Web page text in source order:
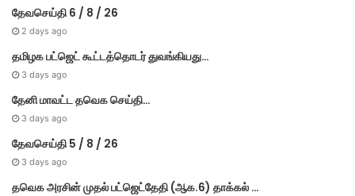
தேவசெய்தி 6 / 8 / 26
2 days ago
தமிழக பட்ஜெட் கூட்டத்தொடர் துவங்கியது…
3 days ago
தேனி மாவட்ட தவெக செய்தி…
3 days ago
தேவசெய்தி 5 / 8 / 26
3 days ago
தவெக அரசின் முதல் பட்​ஜெட்தேதி (ஆக.6) தாக்​கல் …